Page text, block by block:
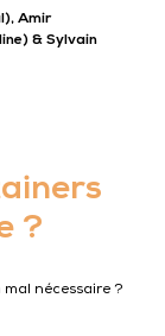
Amir
& Sylvain
?
nécessaire ?